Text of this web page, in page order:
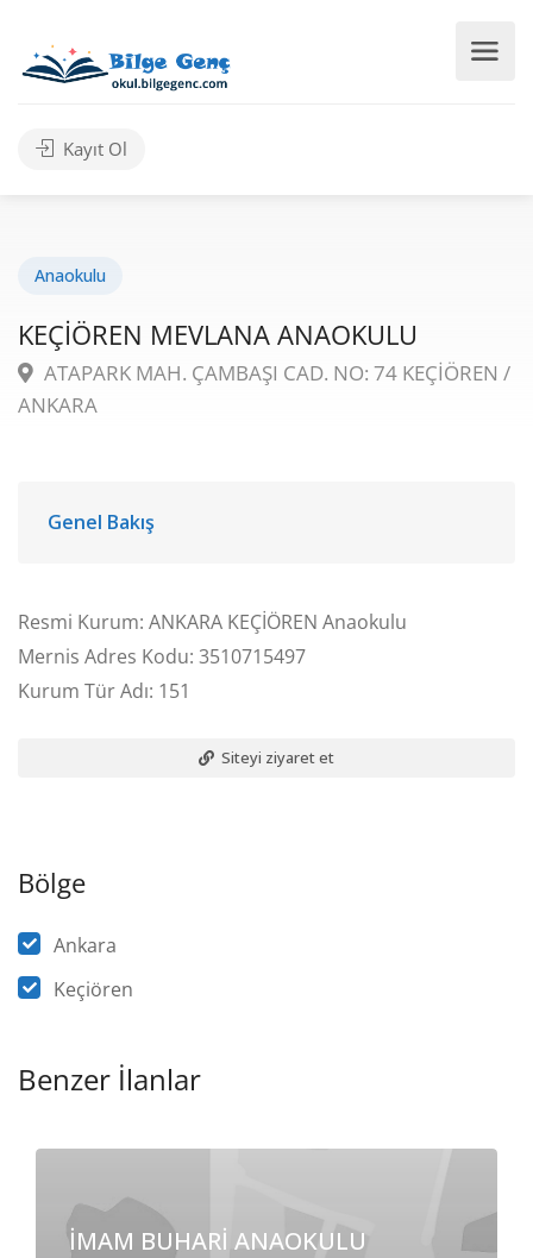
Kayıt Ol
Anaokulu
KEÇİÖREN MEVLANA ANAOKULU
ATAPARK MAH. ÇAMBAŞI CAD. NO: 74 KEÇİÖREN /
ANKARA
Genel Bakış
Resmi Kurum: ANKARA KEÇİÖREN Anaokulu
Mernis Adres Kodu: 3510715497
Kurum Tür Adı: 151
Siteyi ziyaret et
Bölge
Ankara
Keçiören
Benzer İlanlar
İMAM BUHARİ ANAOKULU